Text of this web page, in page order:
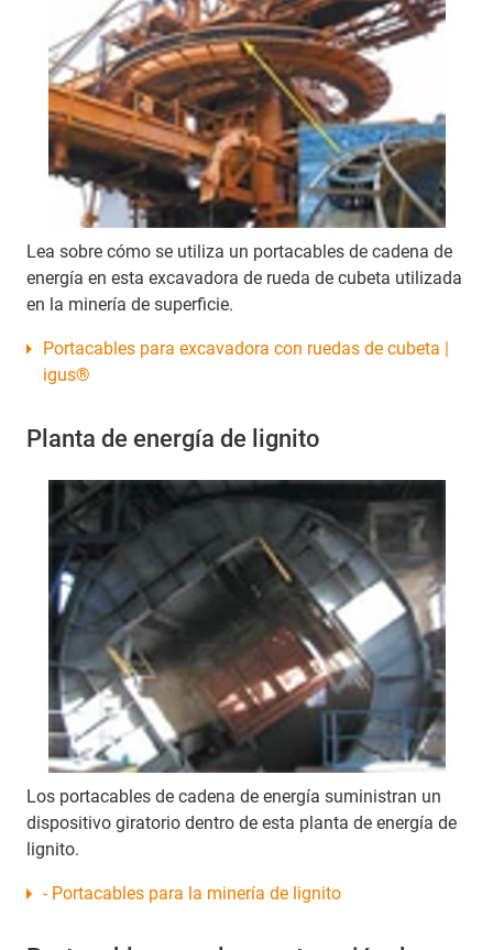
Lea sobre cómo se utiliza un portacables de cadena de
energía en esta excavadora de rueda de cubeta utilizada
en la minería de superficie.
Portacables para excavadora con ruedas de cubeta |
igus®
Planta de energía de lignito
Los portacables de cadena de energía suministran un
dispositivo giratorio dentro de esta planta de energía de
lignito.
- Portacables para la minería de lignito